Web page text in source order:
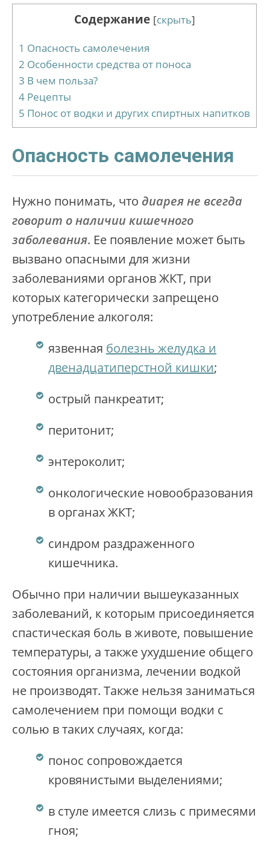
Содержание [скрыть]
1 Опасность самолечения
2 Особенности средства от поноса
3 В чем польза?
4 Рецепты
5 Понос от водки и других спиртных напитков
Опасность самолечения
Нужно понимать, что диарея не всегда
говорит о наличии кишечного
заболевания. Ее появление может быть
вызвано опасными для жизни
заболеваниями органов ЖКТ, при
которых категорически запрещено
употребление алкоголя:
язвенная болезнь желудка и
двенадцатиперстной кишки;
острый панкреатит;
перитонит;
энтероколит;
онкологические новообразования
в органах ЖКТ;
синдром раздраженного
кишечника.
Обычно при наличии вышеуказанных
заболеваний, к которым присоединяется
спастическая боль в животе, повышение
температуры, а также ухудшение общего
состояния организма, лечении водкой
не производят. Также нельзя заниматься
самолечением при помощи водки с
солью в таких случаях, когда:
понос сопровождается
кровянистыми выделениями;
в стуле имеется слизь с примесями
гноя;